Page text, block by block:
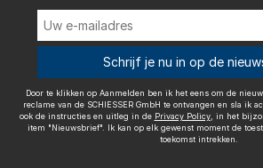
Door te klikken op Aanmelden ben ik het eens
gepersonaliseerde reclame van de SCHIESSER
sla ik acht op en accepteer ik hierbij ook de
, in het bijzonder de instructies
effect naar de toekomst intrekken.
Wij bezorgen
Schrijf je nu in op de
Door te klikken op Aanmelden ben ik het eens om de
reclame van de SCHIESSER GmbH te ontvangen en sla ik
ook de instructies en uitleg in de Privacy Policy, in het
item "Nieuwsbrief". Ik kan op elk gewenst moment de
toekomst intrekken.